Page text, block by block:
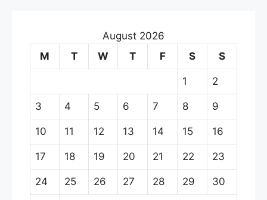
August 2026
M
T W T F S S
1 2
3 4 5 6 7 8 9
10 11 12 13 14 15 16
17 18 19 20 21 22 23
24 25 26 27 28 29 30